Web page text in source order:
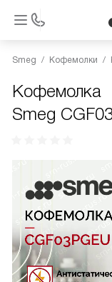
Smeg Кофемолки
Кофемолка
Smeg